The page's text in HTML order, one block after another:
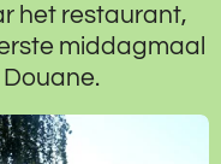
het restaurant,
middagmaal
Douane.